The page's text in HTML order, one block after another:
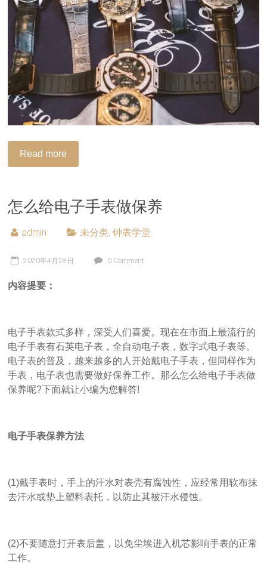
Read more
怎么给电子手表做保养
admin 未分类,钟表学堂
2020年4月28日 0 Comment
内容提要：
电子手表款式多样，深受人们喜爱。现在在市面上最流行的
电子手表有石英电子表，全自动电子表，数字式电子表等。
电子表的普及，越来越多的人开始戴电子手表，但同样作为
手表，电子表也需要做好保养工作。那么怎么给电子手表做
保养呢?下面就让小编为您解答!
电子手表保养方法
(1)戴手表时，手上的汗水对表壳有腐蚀性，应经常用软布抹
去汗水或垫上塑料表托，以防止其被汗水侵蚀。
(2)不要随意打开表后盖，以免尘埃进入机芯影响手表的正常
工作。